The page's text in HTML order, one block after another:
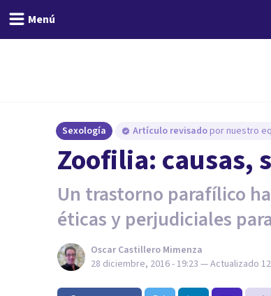
Menú
Sexología Artículo revisado por nuestro
Zoofilia: causas,
Un trastorno parafílico
éticas y perjudiciales
Oscar Castillero Mimenza
28 diciembre, 2016 - 19:23 — Actualizado